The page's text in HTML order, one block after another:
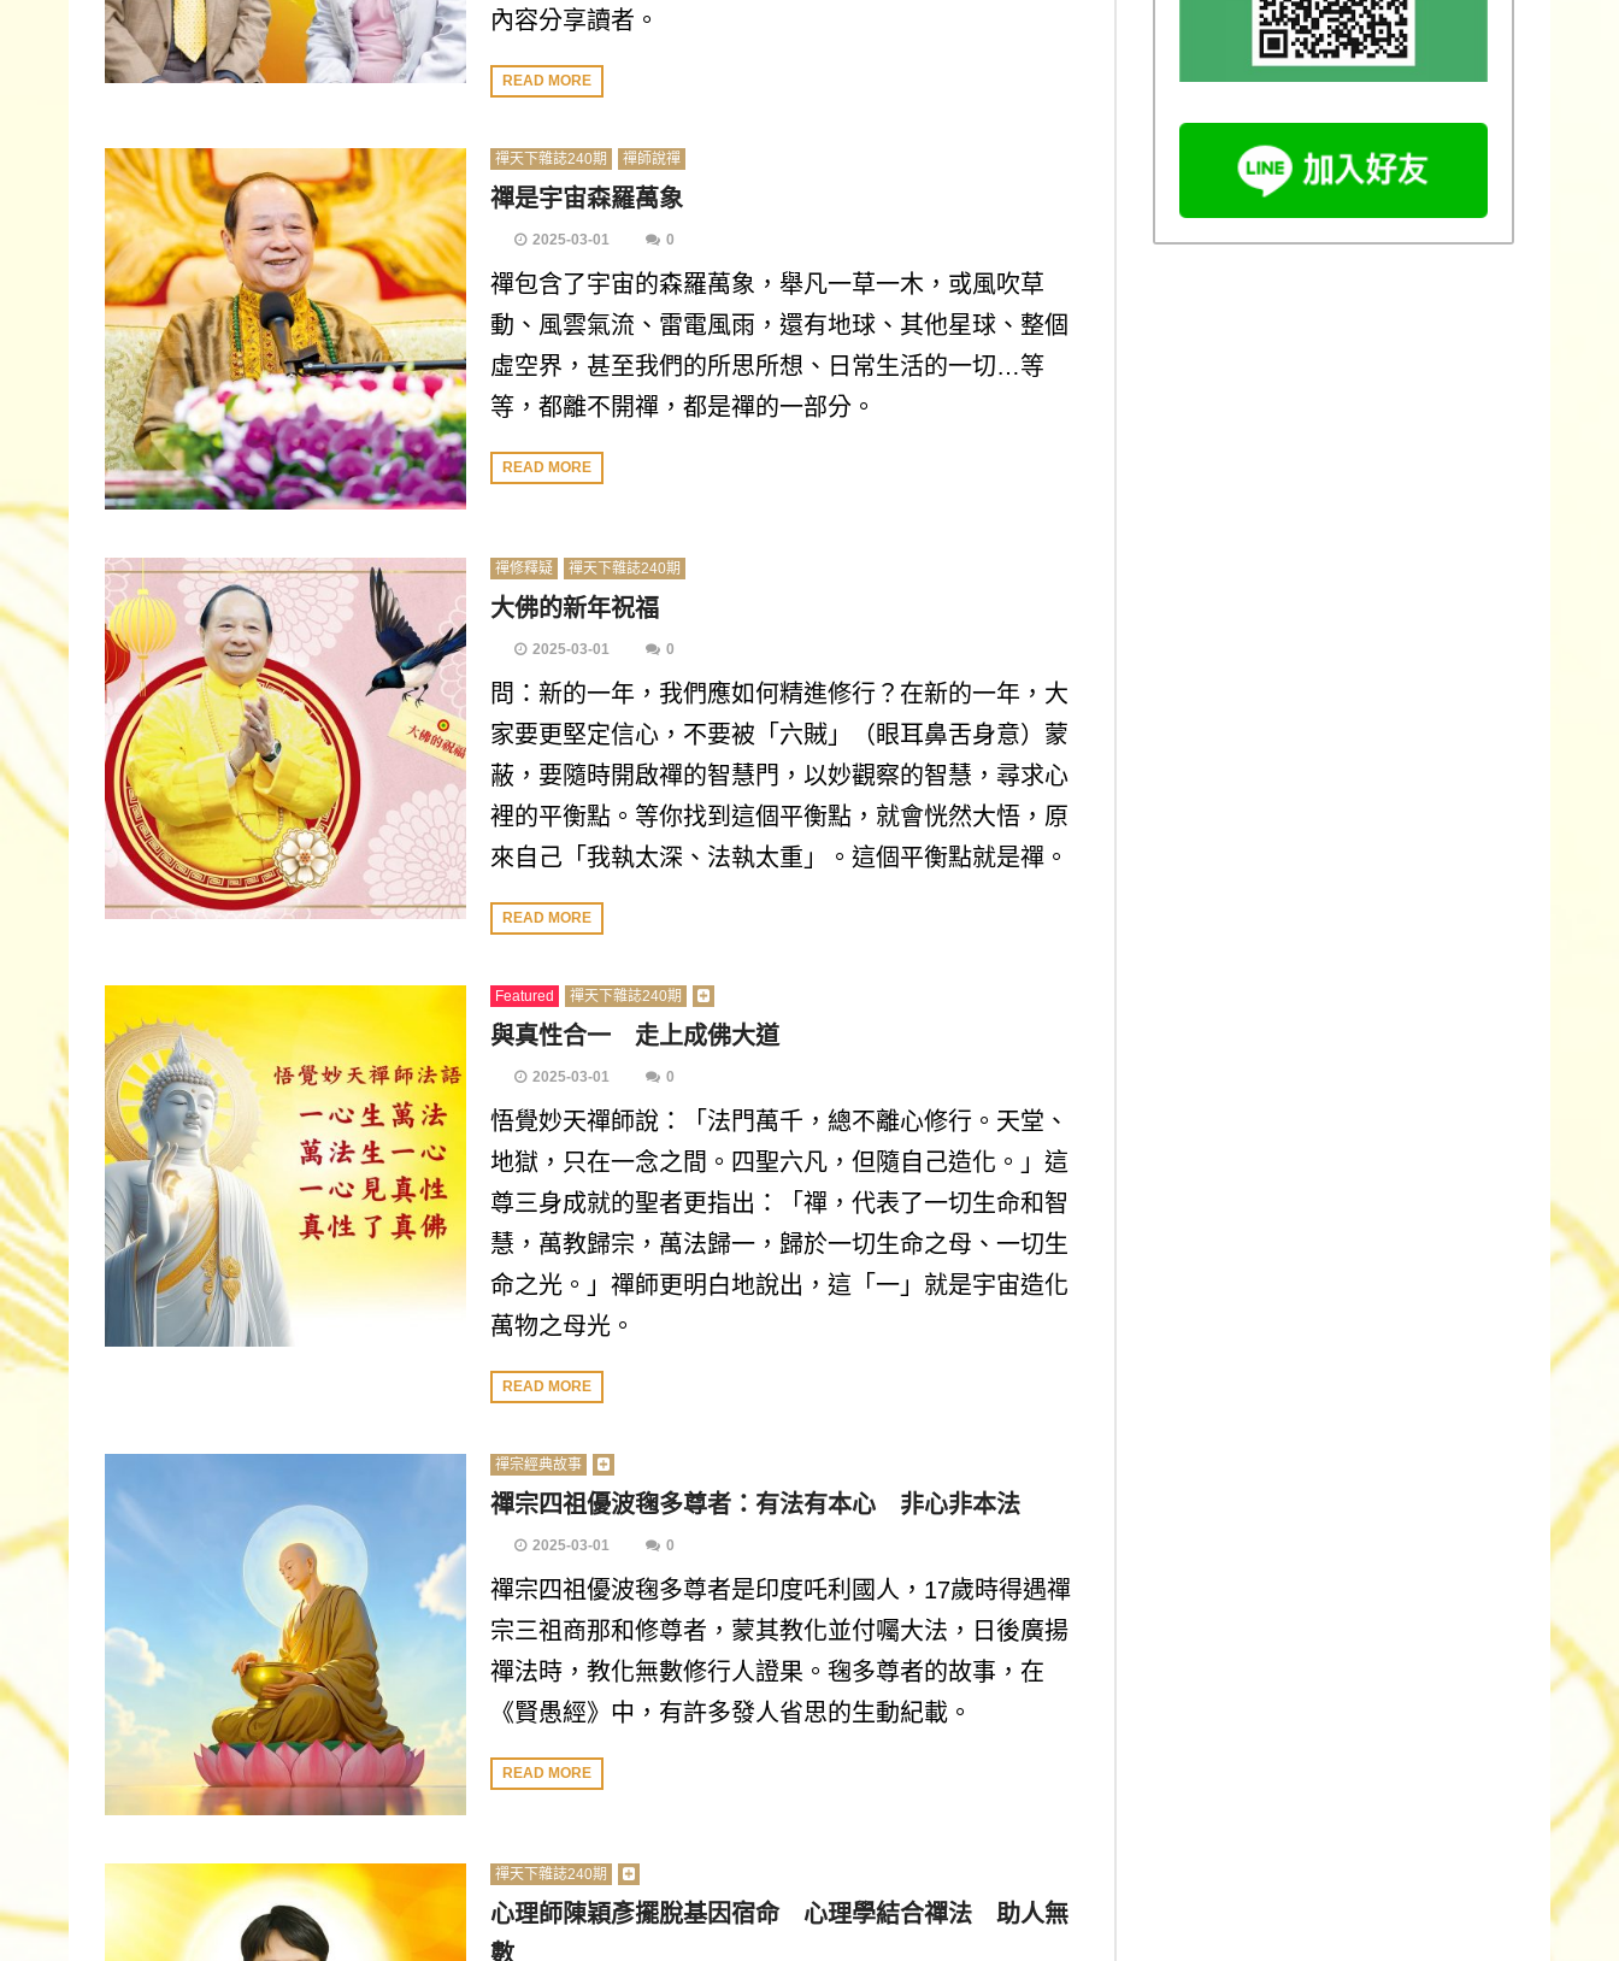
內容分享讀者。
READ MORE
禪天下雜誌240期 禪師說禪
禪是宇宙森羅萬象
2025-03-01 0
禪包含了宇宙的森羅萬象，舉凡一草一木，或風吹草
動、風雲氣流、雷電風雨，還有地球、其他星球、整個
虛空界，甚至我們的所思所想、日常生活的一切…等
等，都離不開禪，都是禪的一部分。
READ MORE
禪修釋疑 禪天下雜誌240期
大佛的新年祝福
2025-03-01 0
問：新的一年，我們應如何精進修行？在新的一年，大
家要更堅定信心，不要被「六賊」（眼耳鼻舌身意）蒙
蔽，要隨時開啟禪的智慧門，以妙觀察的智慧，尋求心
裡的平衡點。等你找到這個平衡點，就會恍然大悟，原
來自己「我執太深、法執太重」。這個平衡點就是禪。
READ MORE
Featured 禪天下雜誌240期
與真性合一 走上成佛大道
2025-03-01 0
悟覺妙天禪師說：「法門萬千，總不離心修行。天堂、
地獄，只在一念之間。四聖六凡，但隨自己造化。」這
尊三身成就的聖者更指出：「禪，代表了一切生命和智
慧，萬教歸宗，萬法歸一，歸於一切生命之母、一切生
命之光。」禪師更明白地說出，這「一」就是宇宙造化
萬物之母光。
READ MORE
禪宗經典故事
禪宗四祖優波毱多尊者：有法有本心 非心非本法
2025-03-01 0
禪宗四祖優波毱多尊者是印度吒利國人，17歲時得遇禪
宗三祖商那和修尊者，蒙其教化並付囑大法，日後廣揚
禪法時，教化無數修行人證果。毱多尊者的故事，在
《賢愚經》中，有許多發人省思的生動紀載。
READ MORE
禪天下雜誌240期
心理師陳穎彥擺脫基因宿命 心理學結合禪法 助人無
數